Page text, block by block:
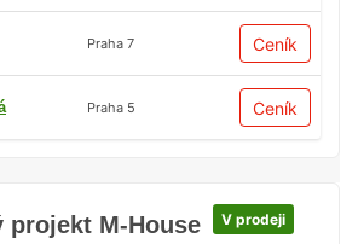
projekt M-House V prodeji
Praha 7 Ceník
Praha 5 Ceník